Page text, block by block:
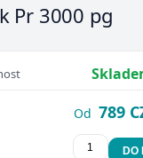
Pr 3000 pg
Od 789
DO